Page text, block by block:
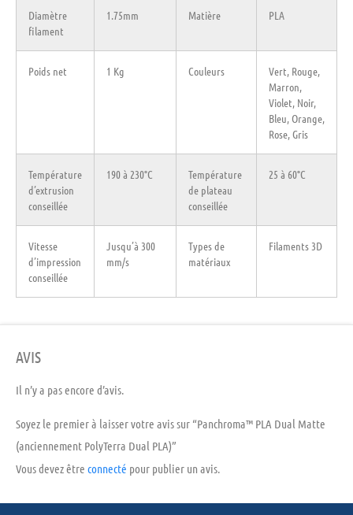
Diamètre
filament
1.75mm Matière PLA
Poids net 1 Kg Couleurs
Vert, Rouge,
Marron,
Violet, Noir,
Bleu, Orange,
Rose, Gris
Température
d’extrusion
conseillée
190 à 230°C
Température
de plateau
conseillée
25 à 60°C
Vitesse
d’impression
conseillée
Jusqu’à 300
mm/s
Types de
matériaux
Filaments 3D
AVIS
Il n’y a pas encore d’avis.
Soyez le premier à laisser votre avis sur “Panchroma™ PLA Dual Matte
(anciennement PolyTerra Dual PLA)”
Vous devez être connecté pour publier un avis.